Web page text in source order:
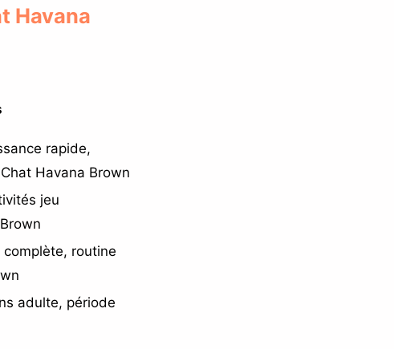
Havana
rapide,
Havana Brown
jeu
routine
adulte, période